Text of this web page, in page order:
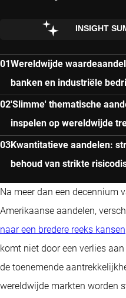
INSIGHT
Wereldwijde
banken en industriële
'Slimme' thematische
inspelen op wereldwijde
Kwantitatieve aandelen:
behoud van strikte
Na meer dan een decennium
Amerikaanse aandelen,
naar een bredere reeks kansen
komt niet door een verlies
de toenemende
wereldwijde markten worden